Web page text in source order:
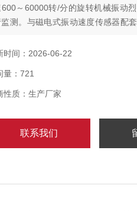
～60000转/分的旋转机械振动
测。与磁电式振动速度传感器配
数码管显示；同时具有标准的模
危险开关量输出，可外接声光报警
员采取防范措施，保护机器安全可
时间：2026-06-22
量：721
性质：生产厂家
联系我们